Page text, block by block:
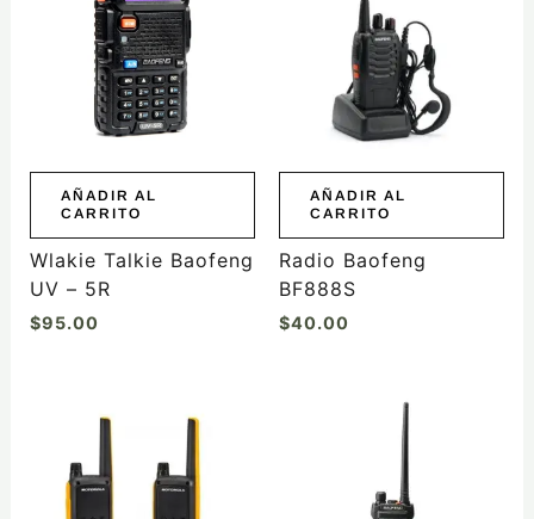
AÑADIR AL
CARRITO
Wlakie Talkie Baofeng
UV – 5R
$95.00
AÑADIR AL
CARRITO
Radio Baofeng
BF888S
$40.00